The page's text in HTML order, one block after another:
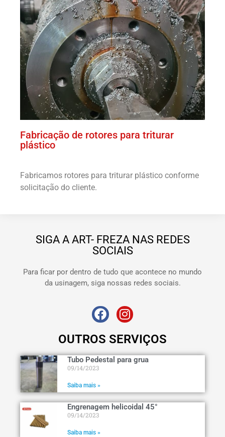
Fabricação de rotores para triturar
plástico
Fabricamos rotores para triturar plástico conforme
solicitação do cliente.
SIGA A ART- FREZA NAS REDES
SOCIAIS
Para ficar por dentro de tudo que acontece no mundo
da usinagem, siga nossas redes sociais.
OUTROS SERVIÇOS
Tubo Pedestal para grua
09/14/2023
Saiba mais »
Engrenagem helicoidal 45°
09/14/2023
Saiba mais »